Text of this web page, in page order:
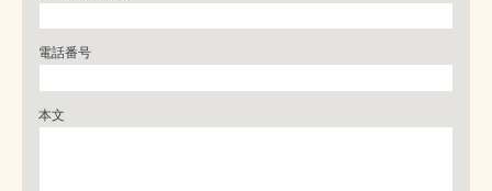
電話番号
本文